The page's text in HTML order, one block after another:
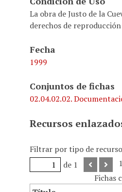
La obra de Justo de la
derechos de
Fecha
1999
Conjuntos de fichas
02.04.02.02.
Recursos
Filtrar por tipo de
de 1
Fichas